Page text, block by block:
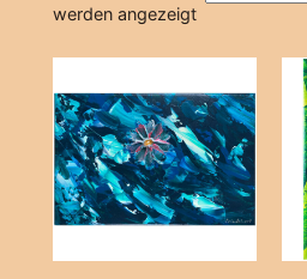
werden angezeigt